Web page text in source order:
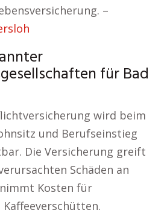
–
für Bad
wird beim
und Berufseinstieg
Die Versicherung greift
Schäden an
Kosten für
Kaffeeverschütten.